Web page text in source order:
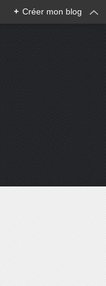
+ Créer mon blog